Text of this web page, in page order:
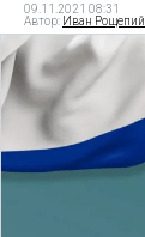
09.11.2021 08:31
Автор: Иван Рощепий